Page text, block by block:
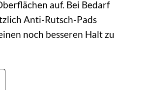
auf. Bei Bedarf
Anti-Rutsch-Pads
noch besseren Halt zu